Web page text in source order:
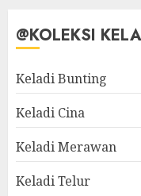
@KOLEKSI
Keladi Bunting
Keladi Cina
Keladi Merawan
Keladi Telur